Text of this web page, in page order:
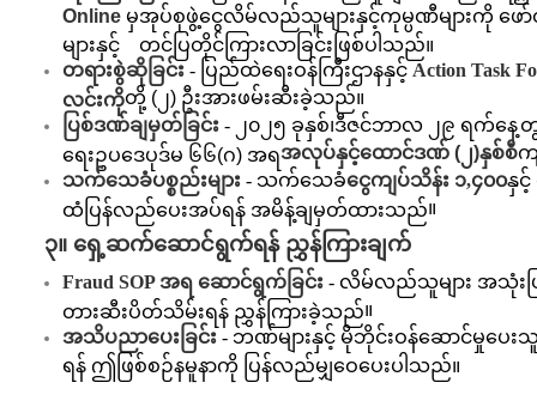
Online မှအုပ်စုဖွဲ့ငွေလိမ်လည်သူများနှင့်ကုမ္ပဏီများကို ‌ဖ
များနှင့် တင်ပြတိုင်ကြားလာခြင်းဖြစ်ပါသည်။
တရားစွဲဆိုခြင်း - ပြည်ထဲရေးဝန်ကြီးဌာနနှင့် Action Task
လင်းကိုတို့ (၂) ဦးအားဖမ်းဆီးခဲ့သည်။
ပြစ်ဒဏ်ချမှတ်ခြင်း - ၂၀၂၅ ခုနှစ်၊ဒီဇင်ဘာလ ၂၉ ရက်နေ့တွ
ရေးဥပဒေပုဒ်မ ၆၆(ဂ) အရအလုပ်နှင့်ထောင်ဒဏ် (၂)နှစ်စီက
သက်သေခံပစ္စည်းများ - သက်သေခံငွေကျပ်သိန်း ၁,၄၀၀နှ
ထံပြန်လည်ပေးအပ်ရန် အမိန့်ချမှတ်ထားသည်။
၃။ ရှေ့ဆက်ဆောင်ရွက်ရန် ညွှန်ကြားချက်
Fraud SOP အရ ဆောင်ရွက်ခြင်း -လိမ်လည်သူများ အသုံ
တားဆီးပိတ်သိမ်းရန် ညွှန်ကြားခဲ့သည်။
အသိပညာပေးခြင်း - ဘဏ်များနှင့် မိုဘိုင်းဝန်ဆောင်မှုပေး
ရန် ဤဖြစ်စဉ်နမူနာကို ပြန်လည်မျှဝေပေးပါသည်။